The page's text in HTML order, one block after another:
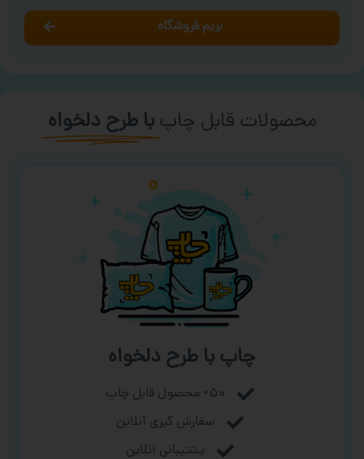
بریم فروشگاه
محصولات قابل چاپ با طرح دلخواه
چاپ با طرح دلخواه
۵۰+ محصول قابل چاپ
سفارش گیری آنلاین
پشتیبانی آنلاین